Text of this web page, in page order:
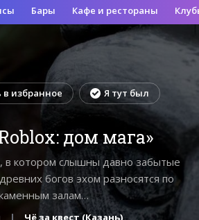
Бары Кафе и рестораны
избранное Я тут был
дом мага»
в котором слышны давно забытые
богов эхом разносятся по
залам…
Чё за квест (Казань)